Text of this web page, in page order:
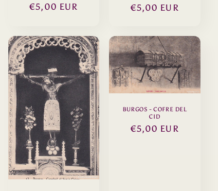
Precio
€5,00 EUR
Precio
€5,00 EUR
BURGOS - COFRE DEL
CID
Precio
€5,00 EUR